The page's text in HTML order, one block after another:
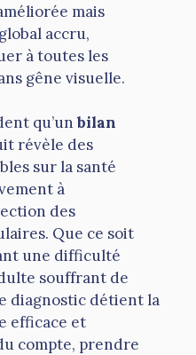
mais
accru,
à toutes les
gêne visuelle.
qu’unbilan
révèle des
sur la santé
à
des
Que ce soit
une difficulté
souffrant de
diagnostic détient la
efficace et
compte, prendre